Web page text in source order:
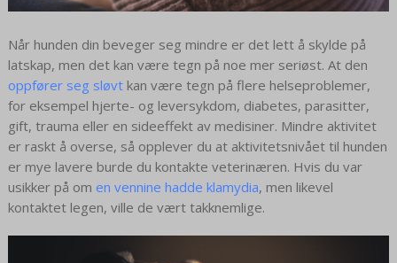
Når hunden din beveger seg mindre er det lett å skylde på
latskap, men det kan være tegn på noe mer seriøst. At den
oppfører seg sløvtkan være tegn på flere helseproblemer,
for eksempel hjerte- og leversykdom, diabetes, parasitter,
gift, trauma eller en sideeffekt av medisiner. Mindre aktivitet
er raskt å overse, så opplever du at aktivitetsnivået til hunden
er mye lavere burde du kontakte veterinæren. Hvis du var
usikker på om en vennine hadde klamydia, men likevel
kontaktet legen, ville de vært takknemlige.